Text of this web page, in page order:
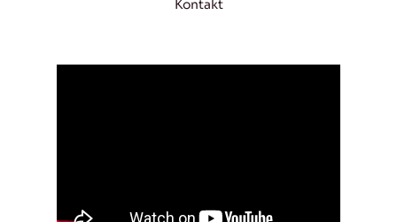
Kontakt